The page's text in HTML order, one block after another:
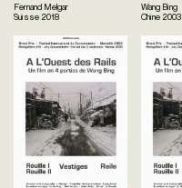
Fernand Melgar
Suisse 2018
Wang Bing
Chine 2003